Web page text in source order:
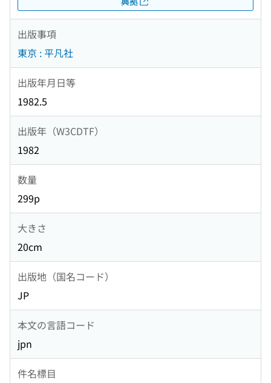
出版事項
東京 : 平凡社
出版年月日等
1982.5
出版年（W3CDTF）
1982
数量
299p
大きさ
20cm
出版地（国名コード）
JP
本文の言語コード
jpn
件名標目